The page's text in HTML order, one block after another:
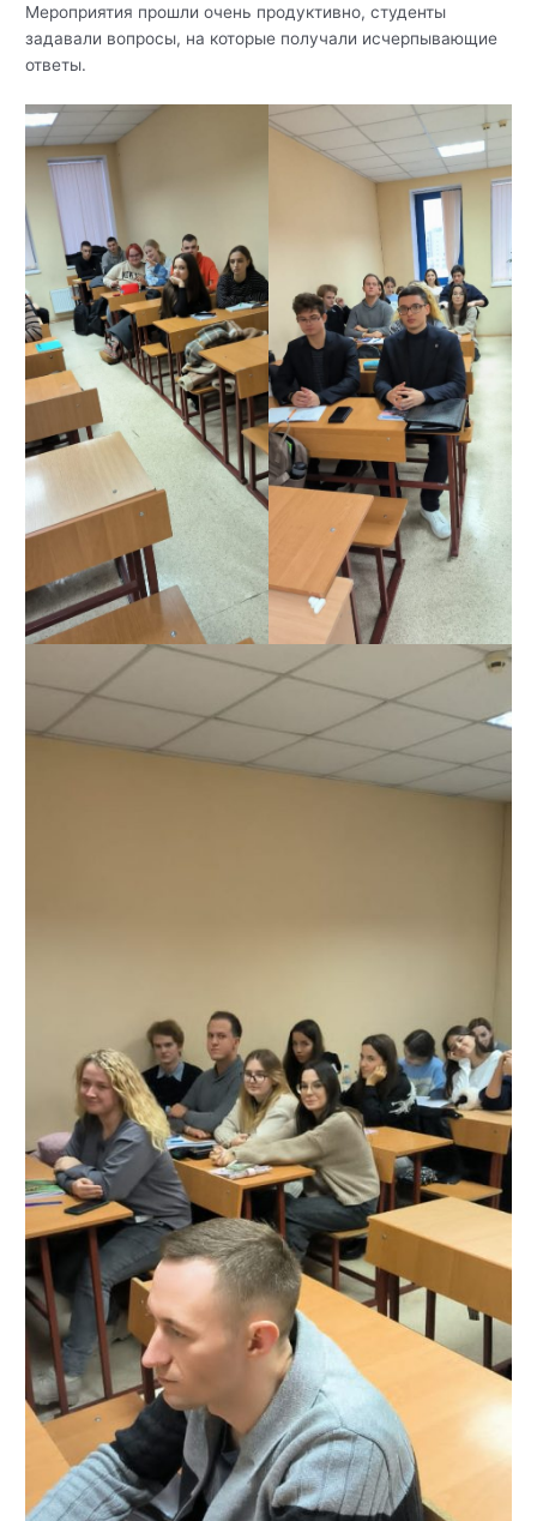
Мероприятия прошли очень продуктивно, студенты
задавали вопросы, на которые получали исчерпывающие
ответы.